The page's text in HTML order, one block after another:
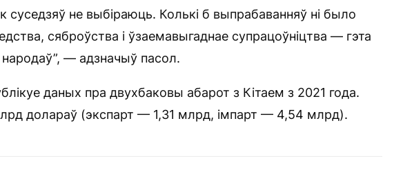
суседзяў не выбіраюць. Колькі б выпрабаванняў ні было
сяброўства і ўзаемавыгаднае супрацоўніцтва — гэта
народаў”, — адзначыў пасол.
даных пра двухбаковы абарот з Кітаем з 2021 года.
долараў (экспарт — 1,31 млрд, імпарт — 4,54 млрд).